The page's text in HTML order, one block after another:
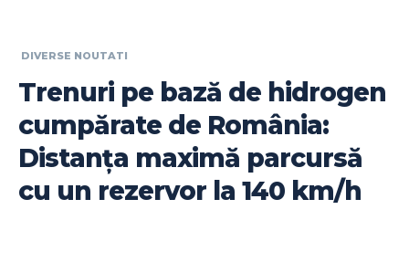
DIVERSE NOUTATI
Trenuri pe bază de hidrogen
cumpărate de România:
Distanța maximă parcursă
cu un rezervor la 140 km/h